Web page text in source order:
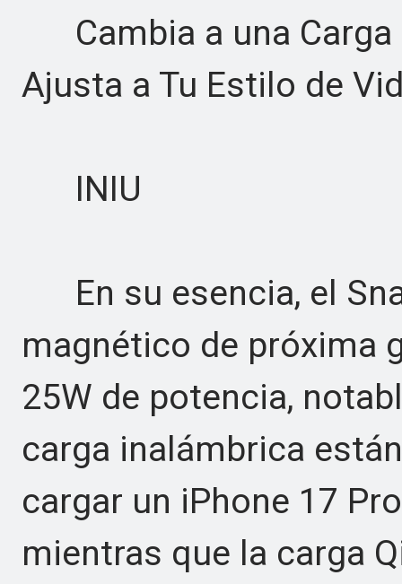
Cambia a una Carga
Ajusta a Tu Estilo de
INIU
En su esencia, el
magnético de próxima
25W de potencia,
carga inalámbrica
cargar un iPhone 17
mientras que la carga